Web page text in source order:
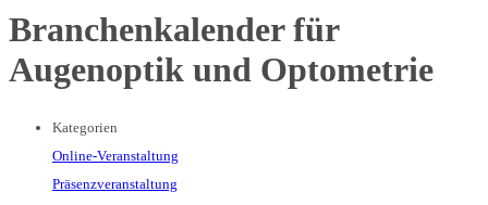
Branchenkalender für
Augenoptik und Optometrie
Kategorien
Online-Veranstaltung
Präsenzveranstaltung